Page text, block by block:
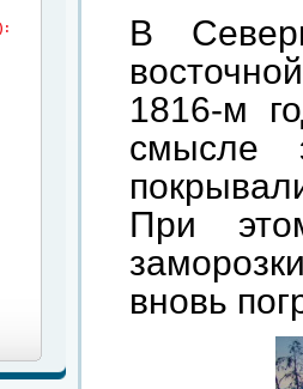
В
1816-м
смысле
При
вновь